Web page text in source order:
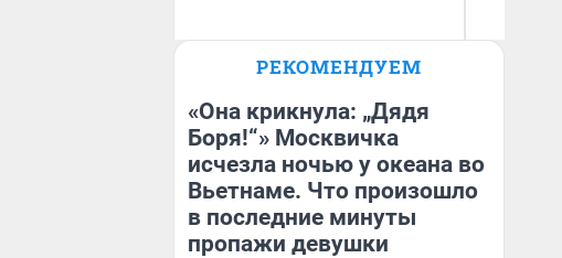
Антон Селиверстов
РЕКОМЕНДУЕМ
«Она крикнула: „Дядя
Боря!“» Москвичка
исчезла ночью у океана во
Вьетнаме. Что произошло
в последние минуты
пропажи девушки